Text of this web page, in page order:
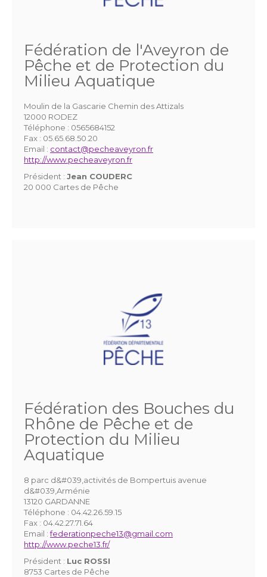
Fédération de l'Aveyron de
Pêche et de Protection du
Milieu Aquatique
Moulin de la Gascarie Chemin des Attizals
12000 RODEZ
Téléphone : 0565684152
Fax : 05.65.68.50.20
Email : contact@pecheaveyron.fr
http://www.pecheaveyron.fr
Président : Jean COUDERC
20 000 Cartes de Pêche
Fédération des Bouches du
Rhône de Pêche et de
Protection du Milieu
Aquatique
8 parc d&#039,activités de Bompertuis avenue
d&#039,Arménie
13120 GARDANNE
Téléphone : 04.42.26.59.15
Fax : 04.42.27.71.64
Email :federationpeche13@gmail.com
http://www.peche13.fr/
Président : Luc ROSSI
8753 Cartes de Pêche